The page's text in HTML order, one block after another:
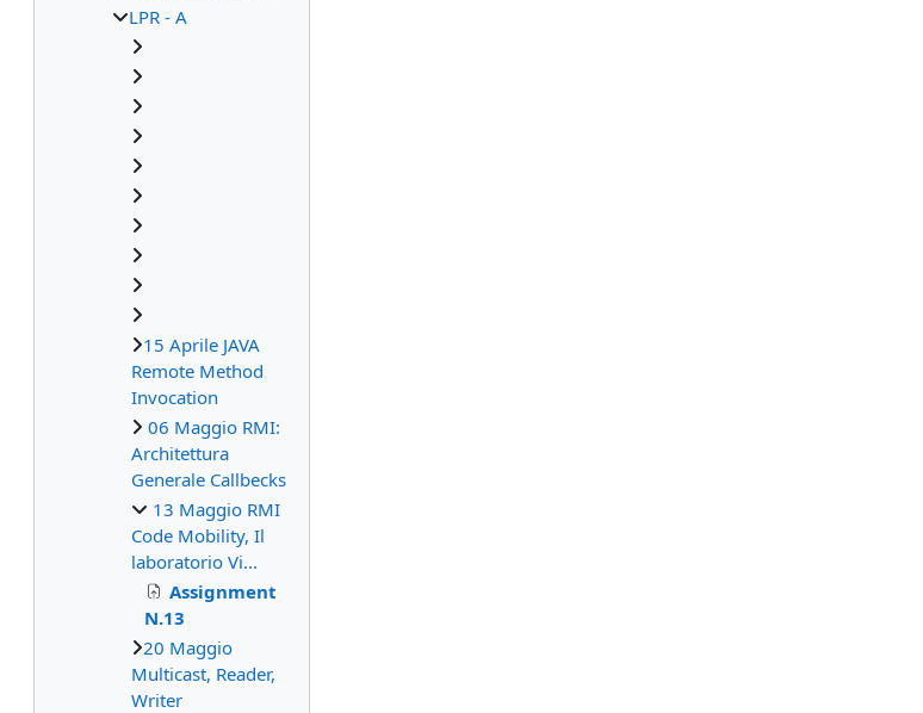
LPR - A
15 Aprile JAVA
Remote Method
Invocation
06 Maggio RMI:
Architettura
Generale Callbecks
13 Maggio RMI
Code Mobility, Il
laboratorio Vi...
Assignment
N.13
20 Maggio
Multicast, Reader,
Writer